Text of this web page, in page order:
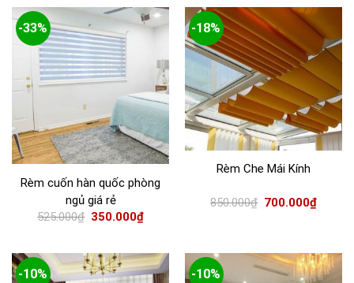
-33%
Rèm cuốn hàn quốc phòng
ngủ giá rẻ
525.000₫ 350.000₫
-18%
Rèm Che Mái Kính
850.000₫ 700.000₫
-10% -10%